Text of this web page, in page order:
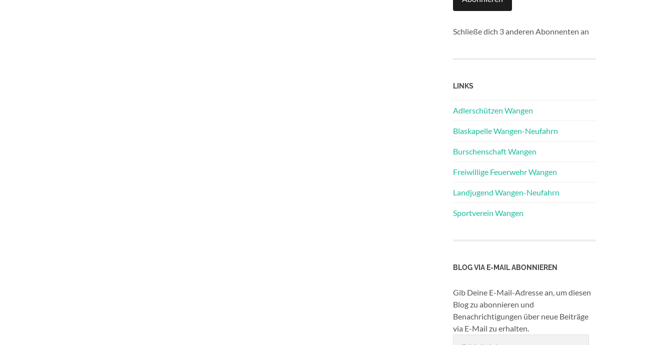
Schließe dich 3 anderen Abonnenten an
LINKS
Adlerschützen Wangen
Blaskapelle Wangen-Neufahrn
Burschenschaft Wangen
Freiwillige Feuerwehr Wangen
Landjugend Wangen-Neufahrn
Sportverein Wangen
BLOG VIA E-MAIL ABONNIEREN
Gib Deine E-Mail-Adresse an, um diesen
Blog zu abonnieren und
Benachrichtigungen über neue Beiträge
via E-Mail zu erhalten.